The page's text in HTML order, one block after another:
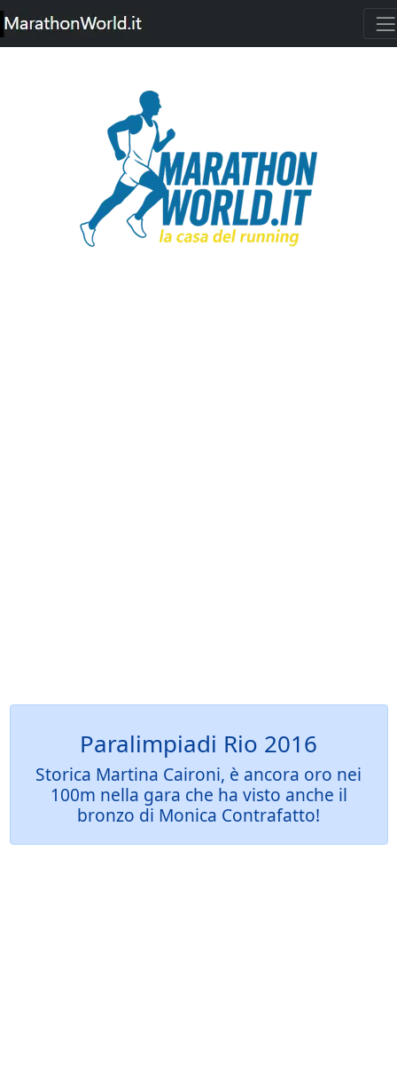
Paralimpiadi Rio 2016
Storica Martina Caironi, è ancora oro nei
100m nella gara che ha visto anche il
bronzo di Monica Contrafatto!